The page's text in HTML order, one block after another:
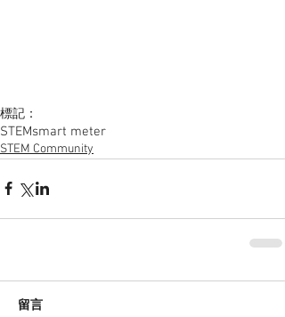
標記：
STEMsmart meter
STEM Community
留言